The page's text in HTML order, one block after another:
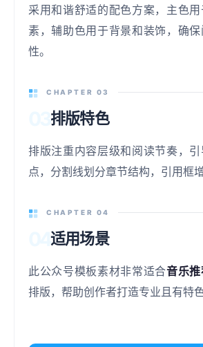
采用和谐舒适的配色方案，主色
素，辅助色用于背景和装饰，确
性。
CHAPTER 03
排版特色
排版注重内容层级和阅读节奏，
点，分割线划分章节结构，引用框
CHAPTER 04
适用场景
此公众号模板素材非常适合音乐推
排版，帮助创作者打造专业且有特